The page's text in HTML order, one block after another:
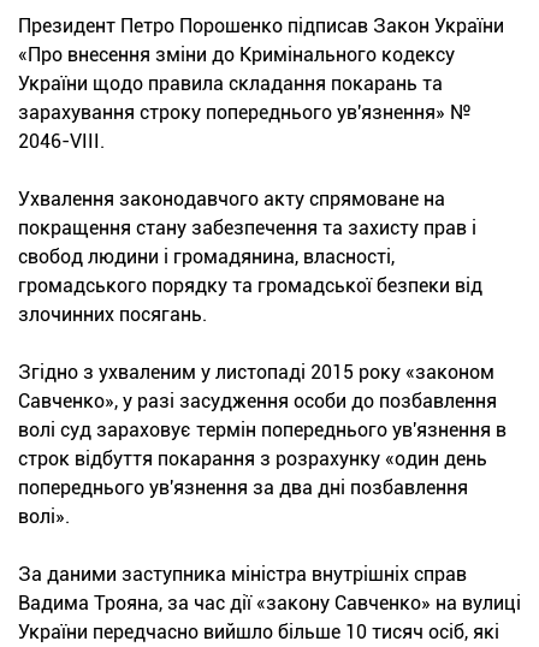
Президент Петро Порошенко підписав Закон України
«Про внесення зміни до Кримінального кодексу
України щодо правила складання покарань та
зарахування строку попереднього ув'язнення» №
2046-VIII.
Ухвалення законодавчого акту спрямоване на
покращення стану забезпечення та захисту прав і
свобод людини і громадянина, власності,
громадського порядку та громадської безпеки від
злочинних посягань.
Згідно з ухваленим у листопаді 2015 року «законом
Савченко», у разі засудження особи до позбавлення
волі суд зараховує термін попереднього ув'язнення в
строк відбуття покарання з розрахунку «один день
попереднього ув'язнення за два дні позбавлення
волі».
За даними заступника міністра внутрішніх справ
Вадима Трояна, за час дії «закону Савченко» на вулиці
України передчасно вийшло більше 10 тисяч осіб, які